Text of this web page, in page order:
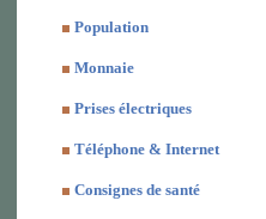
Population
Monnaie
Prises électriques
Téléphone & Internet
Consignes de santé